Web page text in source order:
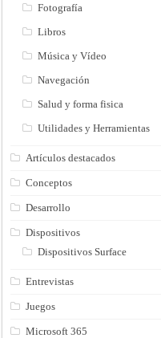
Fotografía
Libros
Música y Vídeo
Navegación
Salud y forma fisica
Utilidades y Herramientas
Artículos destacados
Conceptos
Desarrollo
Dispositivos
Dispositivos Surface
Entrevistas
Juegos
Microsoft 365